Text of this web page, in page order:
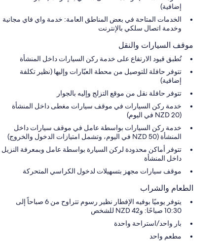
إضافية)
الخدمات المتاحة في بعض المناطق العامة: خدمة واي فاي مجانية
وخدمة اتصال سلكي بالإنترنت
موقف السيارات والنقل
تُطبق قيود الارتفاع على خدمة ركن السيارات داخل المنشأة
تتوفر حافلة للتوصيل من محطة العبّارات وإليها (نظير تكلفة
إضافية)
تتوفر حافلة نقل من موقع التزلج وإليه بالجوار
خدمة ركن السيارات في موقف سيارات مغطى داخل المنشأة
(NZD 20 في اليوم)
خدمة ركن السيارات بواسطة عامل في موقف سيارات داخل
المنشأة (NZD 50 في اليوم، وتشمل امتيازات الدخول والخروج)
تتوفر أماكن محدودة لركن السيارة بواسطة عامل وبمعرفة النزيل
داخل المنشأة
موقف سيارات مجهز بتسهيلات لدخول الكراسي المتحركة
الطعام والشراب
يتوفر يوميًا بوفيه الإفطار نظير رسوم تتراوح من 6 صباحاً إلى
10:30 صباحًا: و42 NZD للشخص
بار واحد/استراحة واحدة
مطعم واحد